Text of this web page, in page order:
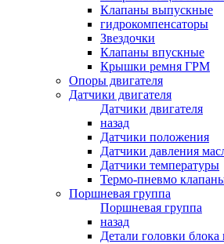
Клапаны выпускные
гидрокомпенсаторы
Звездочки
Клапаны впускные
Крышки ремня ГРМ
Опоры двигателя
Датчики двигателя
Датчики двигателя
назад
Датчики положения
Датчики давления
Датчики температуры
Термо-пневмо
Поршневая группа
Поршневая группа
назад
Детали головки